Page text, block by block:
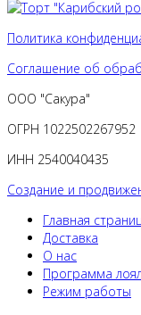
Политика
Соглашение об
ООО "Сакура"
ОГРН 1022502267952
ИНН 2540040435
Создание и
Главная
Доставка
О нас
Программа
Режим работы